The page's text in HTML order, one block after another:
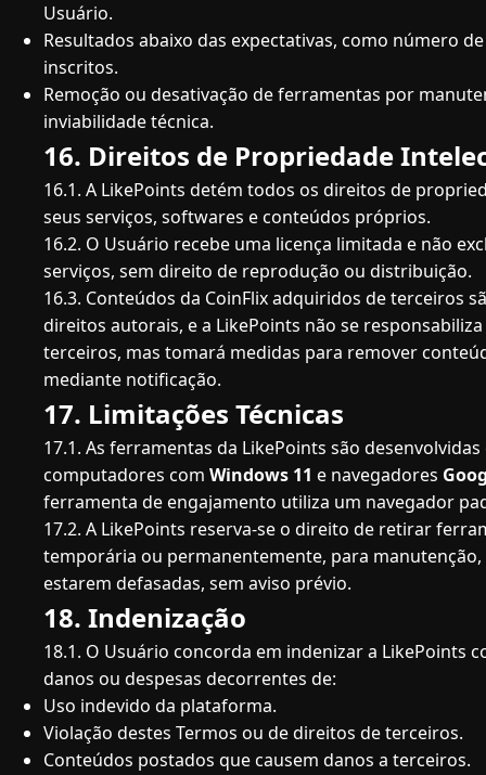
Usuário.
Resultados abaixo das expectativas, como número
inscritos.
Remoção ou desativação de ferramentas por
inviabilidade técnica.
16. Direitos de Propriedade
16.1. A LikePoints detém todos os direitos de
seus serviços, softwares e conteúdos próprios.
16.2. O Usuário recebe uma licença limitada e não
serviços, sem direito de reprodução ou distribuição.
16.3. Conteúdos da CoinFlix adquiridos de terceiros
direitos autorais, e a LikePoints não se
terceiros, mas tomará medidas para remover
mediante notificação.
17. Limitações Técnicas
17.1. As ferramentas da LikePoints são
computadores com Windows 11 e navegadores
ferramenta de engajamento utiliza um navegador
17.2. A LikePoints reserva-se o direito de retirar
temporária ou permanentemente, para
estarem defasadas, sem aviso prévio.
18. Indenização
18.1. O Usuário concorda em indenizar a LikePoints
danos ou despesas decorrentes de:
Uso indevido da plataforma.
Violação destes Termos ou de direitos de terceiros.
Conteúdos postados que causem danos a terceiros.